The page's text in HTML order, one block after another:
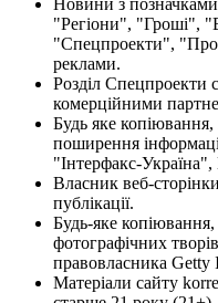
"Регіони", "Гроші",
"Спецпроекти",
реклами.
Розділ Спецпроекти
комерційними
Будь яке
поширення
"Інтерфакс-
Власник веб-
публікації.
Будь-яке
фотографічних
правовласника Getty
Матеріали сайту